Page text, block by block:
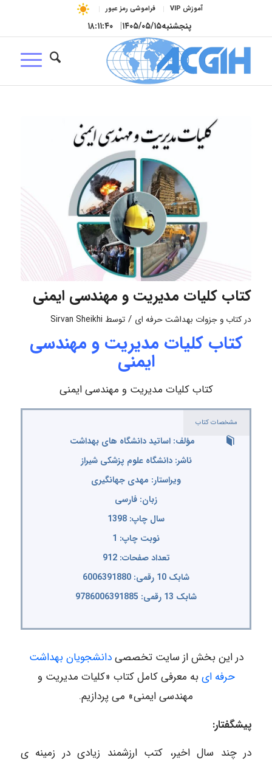
آموزش VIP فراموشی رمز عبور
پنجشنبه۱۴۰۵/۰۵/۱۵| ۱۸:۱۱:۴۱
کتاب کلیات مدیریت و مهندسی ایمنی
درکتاب و جزوات بهداشت حرفه ای / توسط Sirvan Sheikhi
کتاب کلیات مدیریت و مهندسی
ایمنی
کتاب کلیات مدیریت و مهندسی ایمنی
مشخصات کتاب
مؤلف: اساتید دانشگاه های بهداشت
ناشر: دانشگاه علوم پزشکی شیراز
ویراستار: مهدی جهانگیری
زبان: فارسی
سال چاپ: 1398
نوبت چاپ: 1
تعداد صفحات: 912
شابک 10 رقمی: 6006391880
شابک 13 رقمی: 9786006391885
در این بخش از سایت تخصصیدانشجویان بهداشت
حرفه ای به معرفی کامل کتاب «کلیات مدیریت و
مهندسی ایمنی» می پردازیم.
پیشگفتار:
در چند سال اخیر، کتب ارزشمند زیادی در زمینه ی